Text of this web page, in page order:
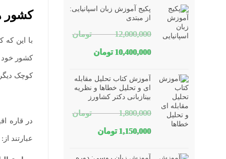
پکیج آموزش زبان اسپانیایی:
از مبتدی
12,000,000 تومان
قیمت
12,000,000 تومان
10,400,000 تومان
آموزش کتاب تحلیل مقابله
ای و تحلیل خطاها و نظریه
بینازبانی دکتر کشاورز
1,800,000 تومان
قیمت
1,150,000 تومان
کشور
با این
کشور خود
کوچک
در قاره
عبارتند از: